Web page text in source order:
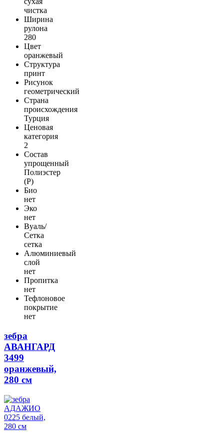
чистка
Ширина
рулона
280
Цвет
оранжевый
Структура
принт
Рисунок
геометрический
Страна
происхождения
Турция
Ценовая
категория
2
Состав
упрощенный
Полиэстер
(Р)
Био
нет
Эко
нет
Вуаль/
Сетка
сетка
Алюминиевый
слой
нет
Пропитка
нет
Тефлоновое
покрытие
нет
зебра
АВАНГАРД
3499
оранжевый,
280 см